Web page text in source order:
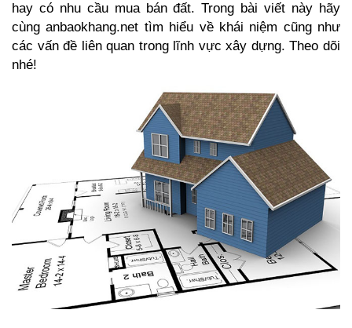
hay có nhu cầu mua bán đất. Trong bài viết này hãy
cùng anbaokhang.net tìm hiểu về khái niệm cũng như
các vấn đề liên quan trong lĩnh vực xây dựng. Theo dõi
nhé!